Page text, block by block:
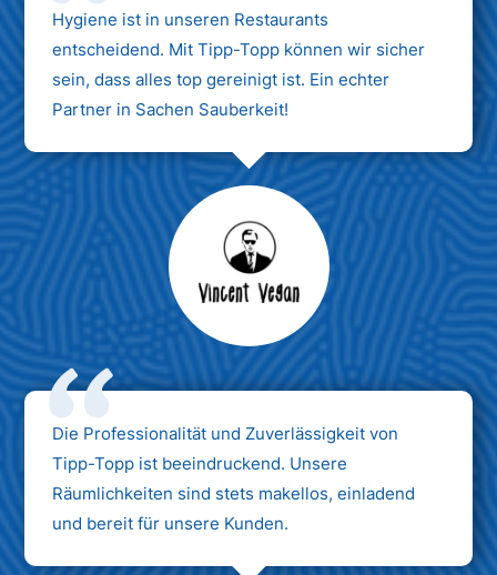
Hygiene ist in unseren Restaurants
entscheidend. Mit Tipp-Topp können wir sicher
sein, dass alles top gereinigt ist. Ein echter
Partner in Sachen Sauberkeit!
Max Mustermann
Unternehmen AG
Die Professionalität und Zuverlässigkeit von
Tipp-Topp ist beeindruckend. Unsere
Räumlichkeiten sind stets makellos, einladend
und bereit für unsere Kunden.